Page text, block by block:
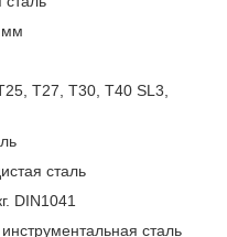
мм
Т27, Т30, T40 SL3,
сталь
DIN1041
сталь